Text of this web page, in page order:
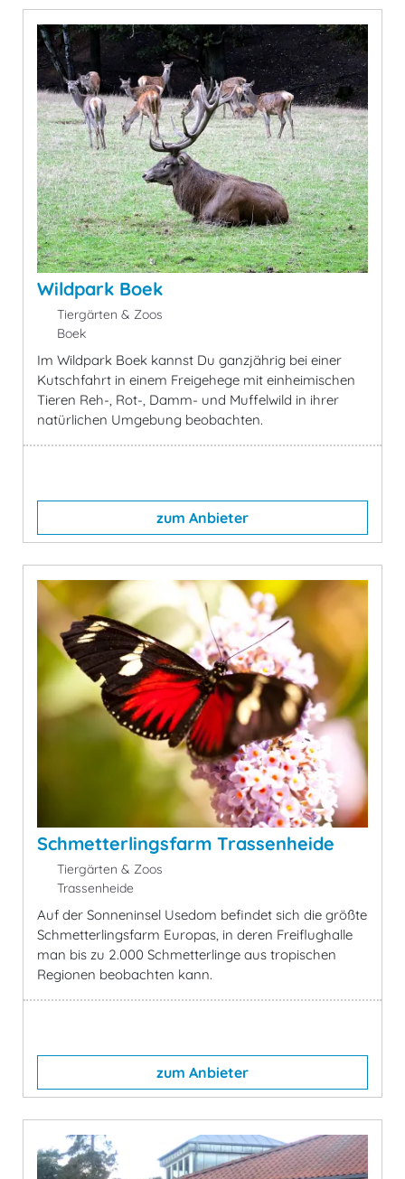
Wildpark Boek
Tiergärten & Zoos
Boek
Im Wildpark Boek kannst Du ganzjährig bei einer
Kutschfahrt in einem Freigehege mit einheimischen
Tieren Reh-, Rot-, Damm- und Muffelwild in ihrer
natürlichen Umgebung beobachten.
zum Anbieter
Schmetterlingsfarm Trassenheide
Tiergärten & Zoos
Trassenheide
Auf der Sonneninsel Usedom befindet sich die größte
Schmetterlingsfarm Europas, in deren Freiflughalle
man bis zu 2.000 Schmetterlinge aus tropischen
Regionen beobachten kann.
zum Anbieter